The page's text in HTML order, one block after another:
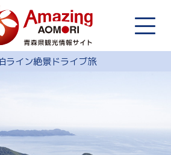
ライン絶景ドライブ旅